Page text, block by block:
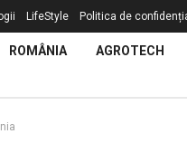
LifeStyle Politica de
ROMÂNIA AGROTECH